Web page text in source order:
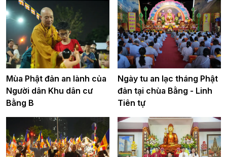
Mùa Phật đản an lành của
Người dân Khu dân cư
Bằng B
Ngày tu an lạc tháng Phật
đản tại chùa Bằng - Linh
Tiên tự